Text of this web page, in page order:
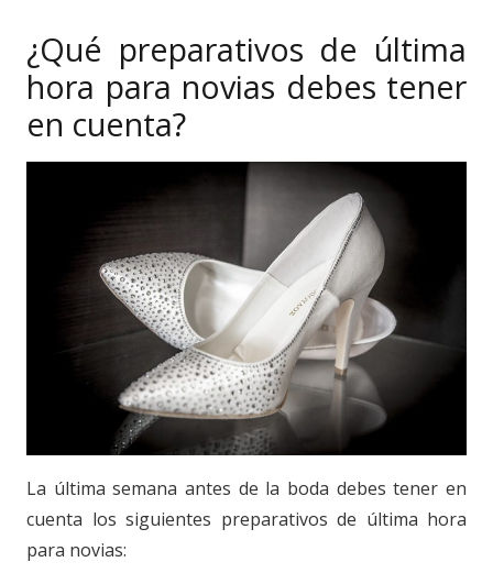
¿Qué preparativos de última
hora para novias debes tener
en cuenta?
La última semana antes de la boda debes tener en
cuenta los siguientes preparativos de última hora
para novias: